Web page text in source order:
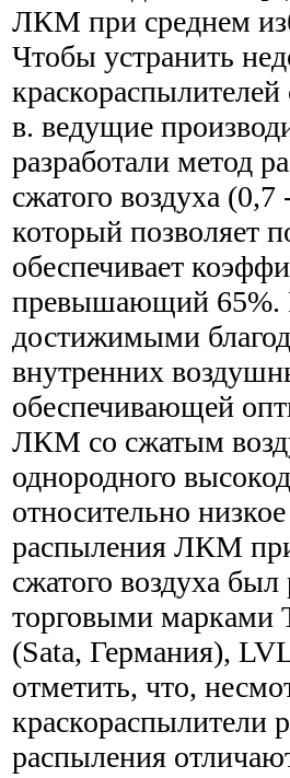
ЛКМ при среднем
Чтобы устранить
в. ведущие
разработали метод
сжатого воздуха
который позволяет
обеспечивает
превышающий 65%.
достижимыми
внутренних
обеспечивающей
ЛКМ со сжатым
однородного
относительно
распыления ЛКМ
сжатого воздуха
торговыми
(Sata, Германия),
отметить, что,
краскораспылители
распыления